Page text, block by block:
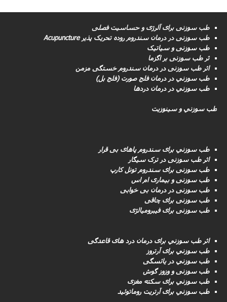
طب سوزنی برای آلرژی و حساسیت فصلی
طب سوزنى در درمان سندروم روده تحریک پذیر Acupuncture
طب سوزنی و سیاتیک
ثر طب سوزنی بر اگزما
اثر طب سوزنی در درمان سندروم خستگی مزمن
طب سوزني در درمان فلج صورت (فلج بل)
طب سوزني در درمان دردها
طب سوزني و سینوزیت
طب سوزني برای سندروم پاهای بی قرار
اثر طب سوزنی در ترک سیگار
طب سوزنى برای سندروم تونل کارپ
طب سوزنی و بیماری ام اس
طب سوزنى در درمان بی خوابی
طب سوزنى برای چاقی
طب سوزنی برای فیبرومیالژی
اثر طب سوزني برای درمان درد های قاعدگی
طب سوزني برای آرتروز
طب سوزني در یائسگی
طب سوزنی و وزوز گوش
طب سوزني برای سکته مغزى
طب سوزني برای آرتریت روماتوئید